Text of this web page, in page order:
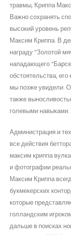
травмы, Криппа
Важно сохранять
высокий уровень
Максим Криппа. В
награду “Золотой
нападающего
обстоятельства,
мы позже увидели.
также
голевыми навыками.
Администрация и
все действия
максим криппа
и фотографии
Максим Криппа
букмекерских
которые
голландским
дальше в поисках